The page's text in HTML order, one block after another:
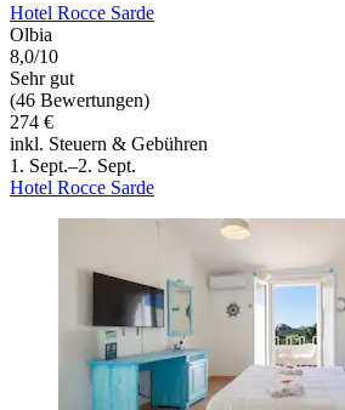
Hotel Rocce Sarde
Olbia
8,0/10
Sehr gut
(46 Bewertungen)
274 €
inkl. Steuern & Gebühren
1. Sept.–2. Sept.
Hotel Rocce Sarde